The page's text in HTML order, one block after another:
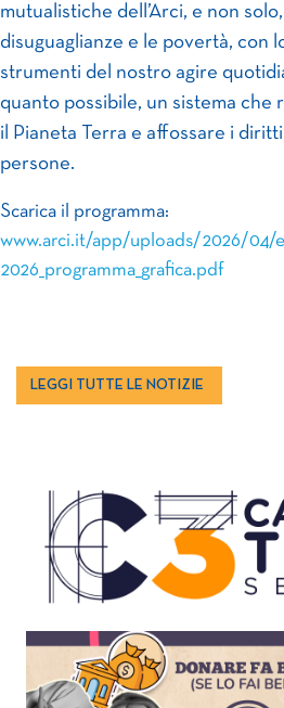
mutualistiche dell’Arci, e non
disuguaglianze e le povertà, con
strumenti del nostro agire
quanto possibile, un sistema che
il Pianeta Terra e affossare i
persone.
Scarica il programma:
www.arci.it/app/uploads/2026/04/
2026_programma_grafica.pdf
LEGGI TUTTE LE NOTIZIE